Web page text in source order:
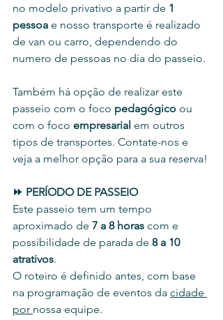
no modelo privativo a partir de 1
pessoa e nosso transporte é realizado
de van ou carro, dependendo do
numero de pessoas no dia do passeio.
Também há opção de realizar este
passeio com o foco pedagógico ou
com o foco empresarial em outros
tipos de transportes. Contate-nos e
veja a melhor opção para a sua reserva!
⏩ PERÍODO DE PASSEIO
Este passeio tem um tempo
aproximado de 7 a 8 horas com e
possibilidade de parada de 8 a 10
atrativos.
O roteiro é definido antes, com base
na programação de eventos da cidade
por nossa equipe.